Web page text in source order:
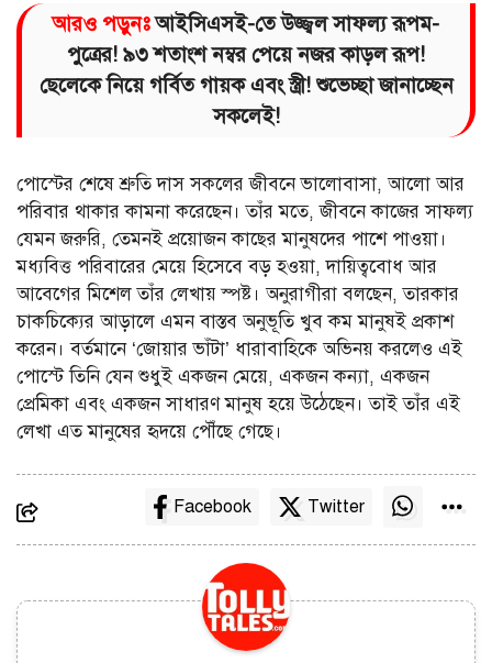
আরও পড়ুনঃআইসিএসই-তে উজ্জ্বল সাফল্য রূপম-
পুত্রের! ৯৩ শতাংশ নম্বর পেয়ে নজর কাড়ল রূপ!
ছেলেকে নিয়ে গর্বিত গায়ক এবং স্ত্রী! শুভেচ্ছা জানাচ্ছেন
সকলেই!
পোস্টের শেষে শ্রুতি দাস সকলের জীবনে ভালোবাসা, আলো আর
পরিবার থাকার কামনা করেছেন। তাঁর মতে, জীবনে কাজের সাফল্য
যেমন জরুরি, তেমনই প্রয়োজন কাছের মানুষদের পাশে পাওয়া।
মধ্যবিত্ত পরিবারের মেয়ে হিসেবে বড় হওয়া, দায়িত্ববোধ আর
আবেগের মিশেল তাঁর লেখায় স্পষ্ট। অনুরাগীরা বলছেন, তারকার
চাকচিক্যের আড়ালে এমন বাস্তব অনুভূতি খুব কম মানুষই প্রকাশ
করেন। বর্তমানে ‘জোয়ার ভাঁটা’ ধারাবাহিকে অভিনয় করলেও এই
পোস্টে তিনি যেন শুধুই একজন মেয়ে, একজন কন্যা, একজন
প্রেমিকা এবং একজন সাধারণ মানুষ হয়ে উঠেছেন। তাই তাঁর এই
লেখা এত মানুষের হৃদয়ে পৌঁছে গেছে।
Facebook Twitter